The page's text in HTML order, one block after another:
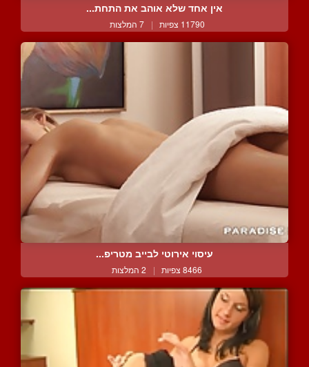
אין אחד שלא אוהב את התחת...
11790 צפיות | 7 המלצות
עיסוי אירוטי לבייב מטריפ...
8466 צפיות | 2 המלצות